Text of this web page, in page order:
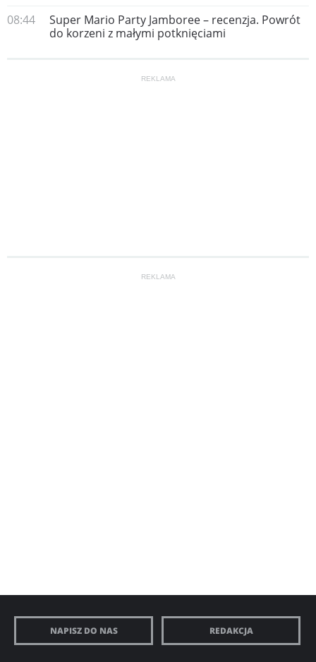
08:44
Super Mario Party Jamboree – recenzja. Powrót
do korzeni z małymi potknięciami
REKLAMA
REKLAMA
NAPISZ DO NAS REDAKCJA